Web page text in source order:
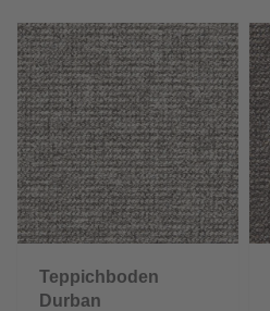
Teppichboden
Durban